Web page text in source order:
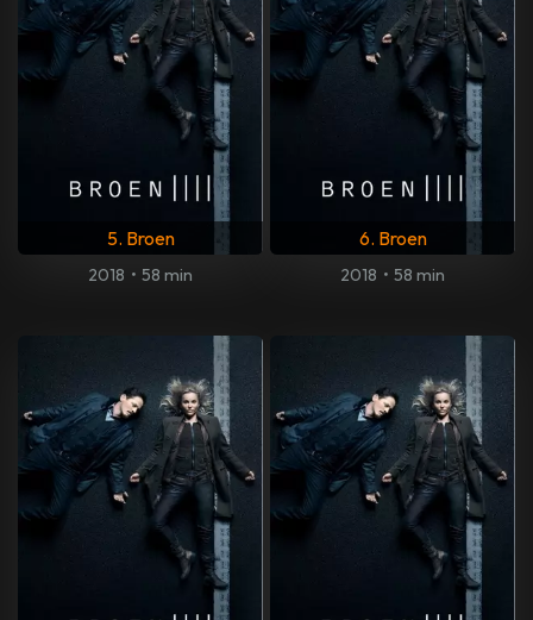
5. Broen
2018 • 58 min
6. Broen
2018 • 58 min